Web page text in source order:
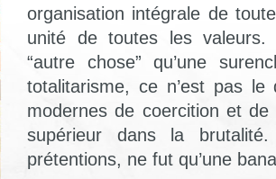
organisation intégrale de
unité de toutes les valeurs.
“autre chose” qu’une
totalitarisme, ce n’est pas le
modernes de coercition et
supérieur dans la
prétentions, ne fut qu’une